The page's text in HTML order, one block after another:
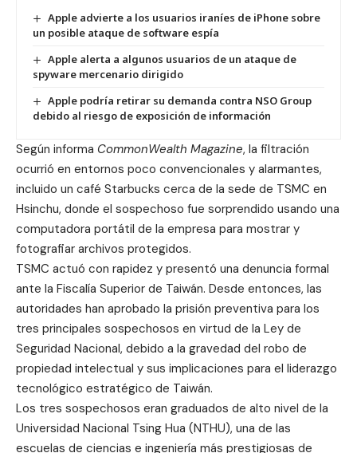
Apple advierte a los usuarios iraníes de iPhone sobre
un posible ataque de software espía
Apple alerta a algunos usuarios de un ataque de
spyware mercenario dirigido
Apple podría retirar su demanda contra NSO Group
debido al riesgo de exposición de información
Según informa CommonWealth Magazine, la filtración
ocurrió en entornos poco convencionales y alarmantes,
incluido un café Starbucks cerca de la sede de TSMC en
Hsinchu, donde el sospechoso fue sorprendido usando una
computadora portátil de la empresa para mostrar y
fotografiar archivos protegidos.
TSMC actuó con rapidez y presentó una denuncia formal
ante la Fiscalía Superior de Taiwán. Desde entonces, las
autoridades han aprobado la prisión preventiva para los
tres principales sospechosos en virtud de la Ley de
Seguridad Nacional, debido a la gravedad del robo de
propiedad intelectual y sus implicaciones para el liderazgo
tecnológico estratégico de Taiwán.
Los tres sospechosos eran graduados de alto nivel de la
Universidad Nacional Tsing Hua (NTHU), una de las
escuelas de ciencias e ingeniería más prestigiosas de